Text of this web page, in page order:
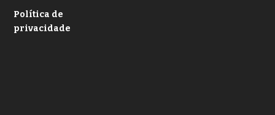
Política de
privacidade